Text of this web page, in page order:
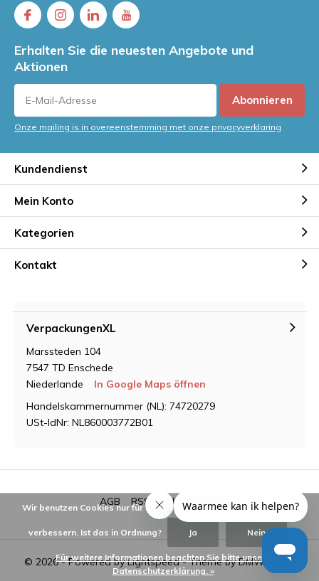
Erhalten Sie die neuesten Angebote und
Aktionen
Abonnieren
Onze mailing is in overeenstemming met onze privacyverklaring
Kundendienst
Mein Konto
Kategorien
Kontakt
VerpackungenXL
Marssteden 104
7547 TD Enschede
Niederlande
In Google Maps öffnen
Handelskammernummer (NL): 74720279
USt-IdNr: NL860003772B01
© 2026 - Powered byLightspeed- Theme byDMWS.nl
AGB RSS feed Sitemap
Wir benutzen Cookies nur für interne Zwecke um den Webshop zu
verbessern. Ist das in Ordnung? Ja Nein
Für weitere Informationen beachten Sie bitte unsere
Datenschutzerklärung. »